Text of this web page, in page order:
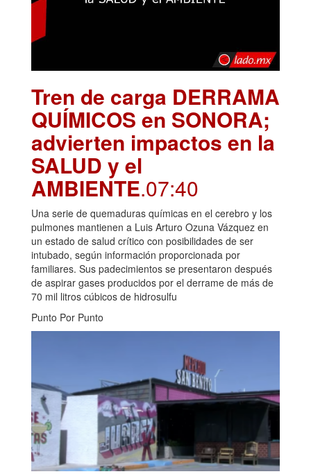
Tren de carga DERRAMA
QUÍMICOS en SONORA;
advierten impactos en la
SALUD y el
AMBIENTE.07:40
Una serie de quemaduras químicas en el cerebro y los
pulmones mantienen a Luis Arturo Ozuna Vázquez en
un estado de salud crítico con posibilidades de ser
intubado, según información proporcionada por
familiares. Sus padecimientos se presentaron después
de aspirar gases producidos por el derrame de más de
70 mil litros cúbicos de hidrosulfu
Punto Por Punto